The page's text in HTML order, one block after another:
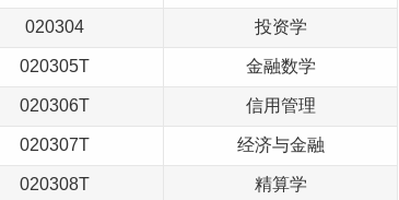
020304 投资学
020305T 金融数学
020306T 信用管理
020307T 经济与金融
020308T 精算学